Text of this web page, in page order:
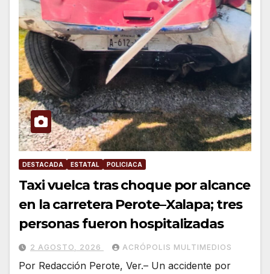
DESTACADA ESTATAL POLICIACA
Taxi vuelca tras choque por alcance
en la carretera Perote–Xalapa; tres
personas fueron hospitalizadas
2 AGOSTO, 2026 ACRÓPOLIS MULTIMEDIOS
Por Redacción Perote, Ver.– Un accidente por